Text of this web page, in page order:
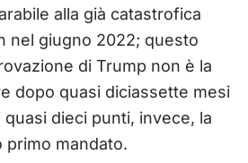
alla già catastrofica
nel giugno 2022; questo
di Trump non è la
dopo quasi diciassette mesi
dieci punti, invece, la
primo mandato.